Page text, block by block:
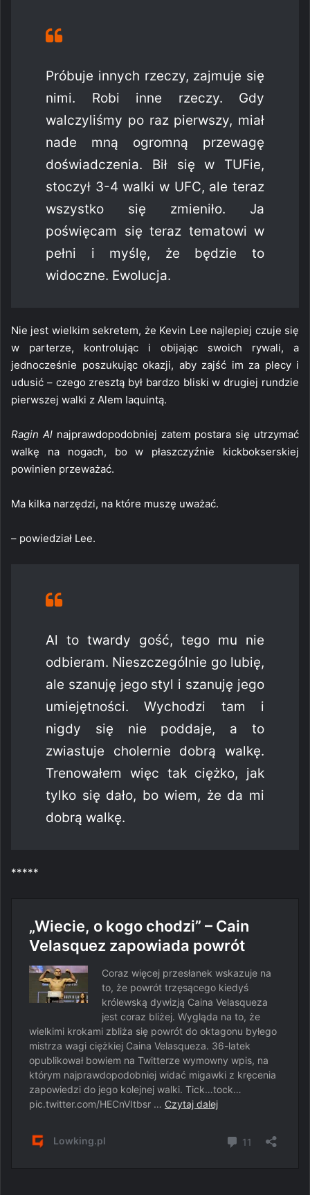
Próbuje innych rzeczy, zajmuje się
nimi. Robi inne rzeczy. Gdy
walczyliśmy po raz pierwszy, miał
nade mną ogromną przewagę
doświadczenia. Bił się w TUFie,
stoczył 3-4 walki w UFC, ale teraz
wszystko się zmieniło. Ja
poświęcam się teraz tematowi w
pełni i myślę, że będzie to
widoczne. Ewolucja.
Nie jest wielkim sekretem, że Kevin Lee najlepiej czuje się
w parterze, kontrolując i obijając swoich rywali, a
jednocześnie poszukując okazji, aby zajść im za plecy i
udusić – czego zresztą był bardzo bliski w drugiej rundzie
pierwszej walki z Alem Iaquintą.
Ragin Alnajprawdopodobniej zatem postara się utrzymać
walkę na nogach, bo w płaszczyźnie kickbokserskiej
powinien przeważać.
Ma kilka narzędzi, na które muszę uważać.
– powiedział Lee.
Al to twardy gość, tego mu nie
odbieram. Nieszczególnie go lubię,
ale szanuję jego styl i szanuję jego
umiejętności. Wychodzi tam i
nigdy się nie poddaje, a to
zwiastuje cholernie dobrą walkę.
Trenowałem więc tak ciężko, jak
tylko się dało, bo wiem, że da mi
dobrą walkę.
*****